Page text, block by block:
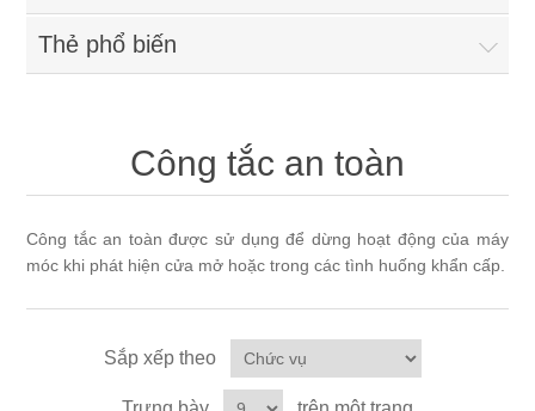
Thẻ phổ biến
Công tắc an toàn
Công tắc an toàn được sử dụng để dừng hoạt động của máy
móc khi phát hiện cửa mở hoặc trong các tình huống khẩn cấp.
Sắp xếp theo